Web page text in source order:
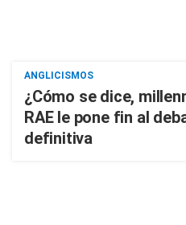
ANGLICISMOS
¿Cómo se dice,
RAE le pone fin al
definitiva